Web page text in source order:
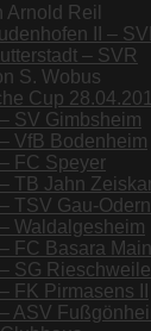
Arnold Reil
II –
– SVR
S. Wobus
Cup
SV Gimbsheim
VfB Bodenheim
FC Speyer
TB Jahn
TSV Gau-
Waldalgesheim
FC Basara
SG
FK Pirmasens II
ASV